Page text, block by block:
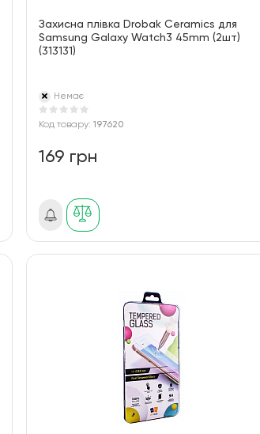
Захисна плівка Drobak Ceramics для
Samsung Galaxy Watch3 45mm (2шт)
(313131)
Немає
Код товару:197620
169 грн